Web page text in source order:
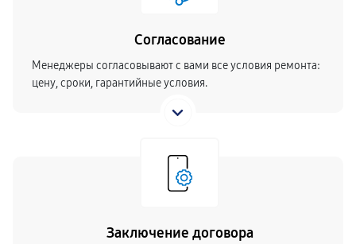
Согласование
Менеджеры согласовывают с вами все условия ремонта:
цену, сроки, гарантийные условия.
Заключение договора